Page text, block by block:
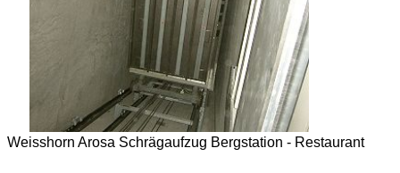
Weisshorn Arosa Schrägaufzug Bergstation - Restaurant